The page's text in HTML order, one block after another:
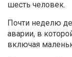
шесть человек.
Почти неделю
аварии, в
включая